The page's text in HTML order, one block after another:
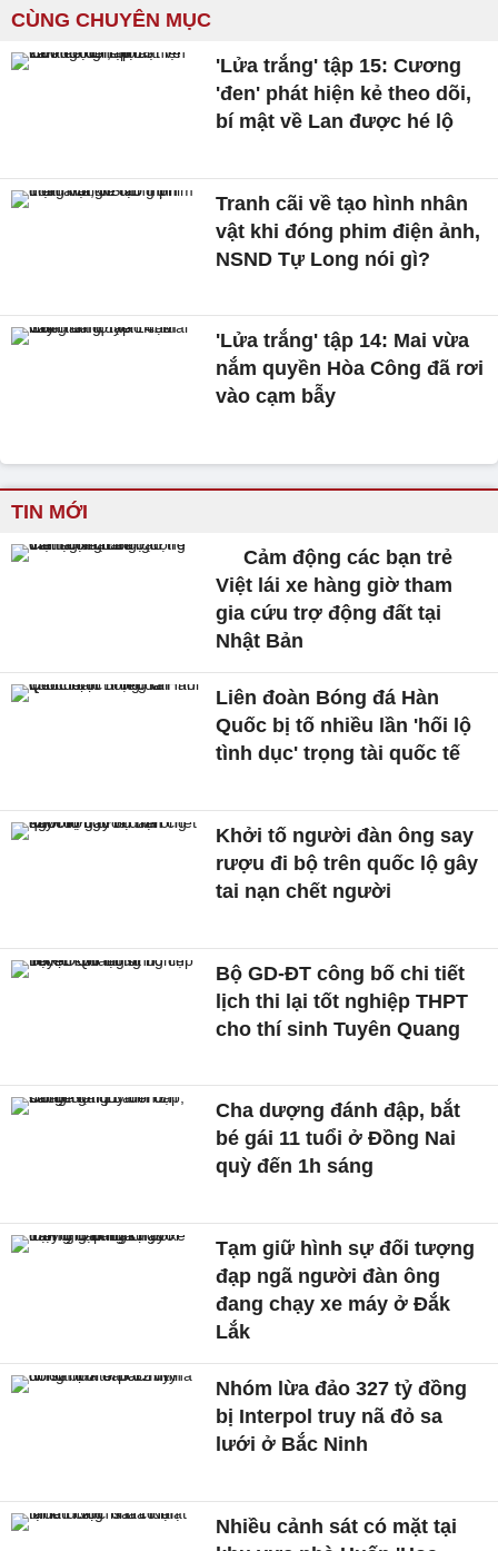
CÙNG CHUYÊN MỤC
'Lửa trắng' tập 15: Cương
'đen' phát hiện kẻ theo dõi,
bí mật về Lan được hé lộ
Tranh cãi về tạo hình nhân
vật khi đóng phim điện ảnh,
NSND Tự Long nói gì?
'Lửa trắng' tập 14: Mai vừa
nắm quyền Hòa Công đã rơi
vào cạm bẫy
TIN MỚI
Cảm động các bạn trẻ
Việt lái xe hàng giờ tham
gia cứu trợ động đất tại
Nhật Bản
Liên đoàn Bóng đá Hàn
Quốc bị tố nhiều lần 'hối lộ
tình dục' trọng tài quốc tế
Khởi tố người đàn ông say
rượu đi bộ trên quốc lộ gây
tai nạn chết người
Bộ GD-ĐT công bố chi tiết
lịch thi lại tốt nghiệp THPT
cho thí sinh Tuyên Quang
Cha dượng đánh đập, bắt
bé gái 11 tuổi ở Đồng Nai
quỳ đến 1h sáng
Tạm giữ hình sự đối tượng
đạp ngã người đàn ông
đang chạy xe máy ở Đắk
Lắk
Nhóm lừa đảo 327 tỷ đồng
bị Interpol truy nã đỏ sa
lưới ở Bắc Ninh
Nhiều cảnh sát có mặt tại